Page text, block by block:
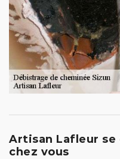
Artisan Lafleur
chez vous